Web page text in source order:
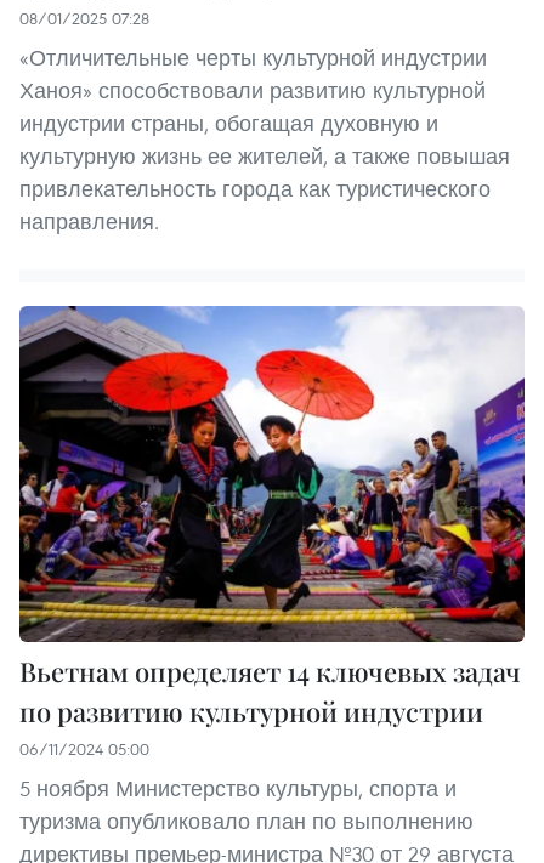
08/01/2025 07:28
«Отличительные черты культурной индустрии
Ханоя» способствовали развитию культурной
индустрии страны, обогащая духовную и
культурную жизнь ее жителей, а также повышая
привлекательность города как туристического
направления.
Вьетнам определяет 14 ключевых задач
по развитию культурной индустрии
06/11/2024 05:00
5 ноября Министерство культуры, спорта и
туризма опубликовало план по выполнению
директивы премьер-министра №30 от 29 августа